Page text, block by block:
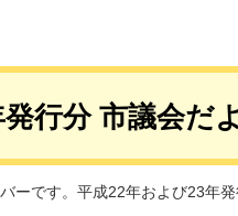
行分 市議会だ
ーです。平成22年および23年発